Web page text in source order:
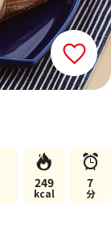
249
kcal
7
分